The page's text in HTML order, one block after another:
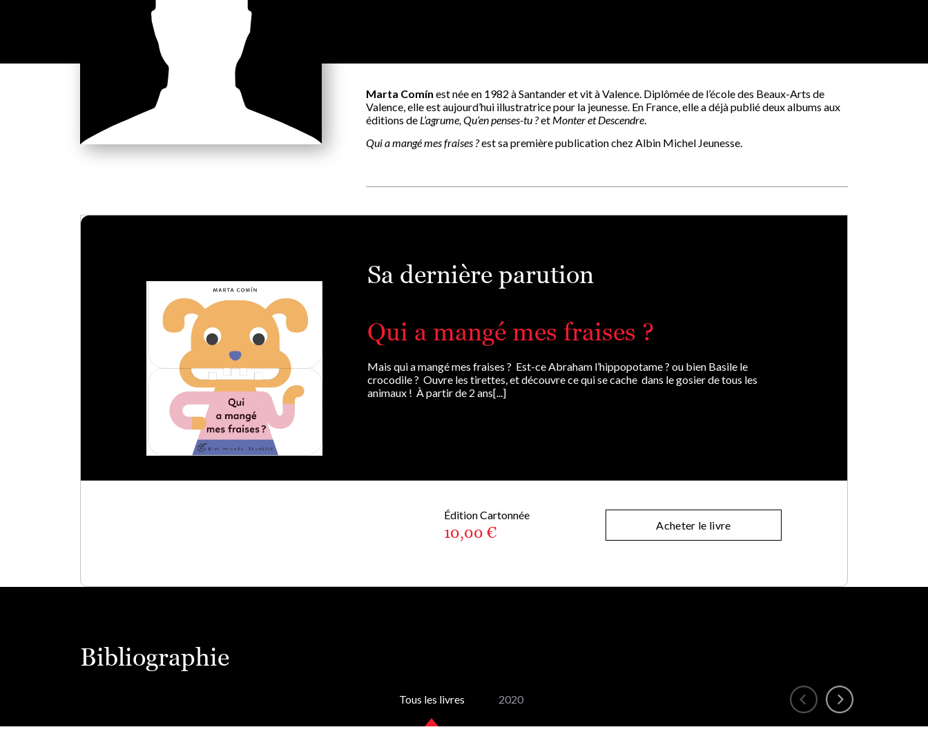
Marta Comín est née en 1982 à Santander et vit à Valence. Diplômée de l’école des Beaux-Arts de
Valence, elle est aujourd’hui illustratrice pour la jeunesse. En France, elle a déjà publié deux albums aux
éditions de L’agrume, Qu’en penses-tu ?et Monter et Descendre.
Qui a mangé mes fraises ?est sa première publication chez Albin Michel Jeunesse.
Sa dernière parution
Qui a mangé mes fraises ?
Mais qui a mangé mes fraises ? Est-ce Abraham l’hippopotame ? ou bien Basile le
crocodile ? Ouvre les tirettes, et découvre ce qui se cache dans le gosier de tous les
animaux ! À partir de 2 ans[...]
Édition Cartonnée
10,00 € Acheter le livre
Bibliographie
Tous les livres 2020